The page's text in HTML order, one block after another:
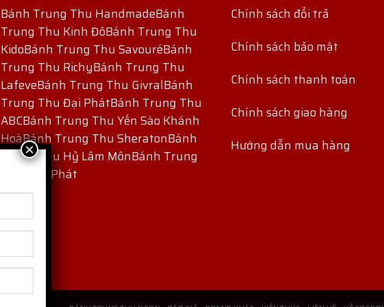
Bánh Trung Thu HandmadeBánh
Trung Thu Kinh ĐôBánh Trung Thu
KidoBánh Trung Thu SavouréBánh
Trung Thu RichyBánh Trung Thu
LafeveBánh Trung Thu GivralBánh
Trung Thu Đại PhátBánh Trung Thu
ABCBánh Trung Thu Yến Sào Khánh
HoàBánh Trung Thu SheratonBánh
Trung Thu Hỷ Lâm MônBánh Trung
Thu Thọ Phát
Chính sách đổi trả
Chính sách bảo mật
Chính sách thanh toán
Chính sách giao hàng
Hướng dẫn mua hàng